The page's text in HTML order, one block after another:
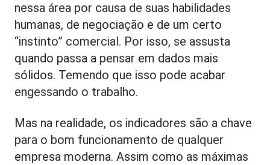
nessa área por causa de suas habilidades
humanas, de negociação e de um certo
“instinto” comercial. Por isso, se assusta
quando passa a pensar em dados mais
sólidos. Temendo que isso pode acabar
engessando o trabalho.
Mas na realidade, os indicadores são a chave
para o bom funcionamento de qualquer
empresa moderna. Assim como as máximas